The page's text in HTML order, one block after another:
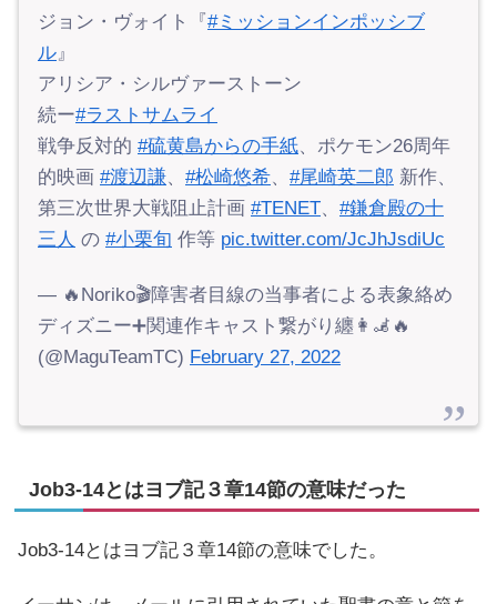
ジョン・ヴォイト『#ミッションインポッシブ
ル 』
アリシア・シルヴァーストーン
続ー#ラストサムライ
戦争反対的 #硫黄島からの手紙 、ポケモン26周年
的映画 #渡辺謙 #松崎悠希 #尾崎英二郎 新作、
第三次世界大戦阻止計画 #TENET
#鎌倉殿の十
三人 の #小栗旬 作等 pic.twitter.com/JcJhJsdiUc
— 🔥Noriko🎬障害者目線の当事者による表象絡め
ディズニー➕関連作キャスト繋がり纏👩‍🦼🔥
(@MaguTeamTC) February 27, 2022
Job3-14とはヨブ記３章14節の意味だった
Job3-14とはヨブ記３章14節の意味でした。